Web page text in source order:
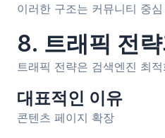
이러한 구조는 커뮤니티 중
8. 트래픽 전
트래픽 전략은 검색엔진 최
대표적인 이유
콘텐츠 페이지 확장